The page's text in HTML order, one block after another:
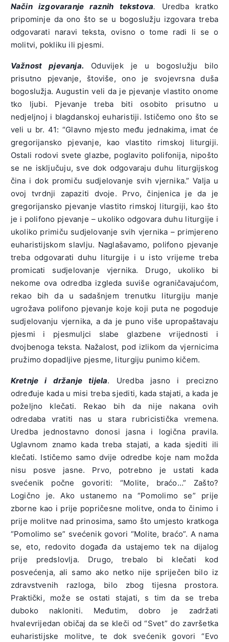
Način izgovaranje raznih tekstova. Uredba kratko
pripominje da ono što se u bogoslužju izgovara treba
odgovarati naravi teksta, ovisno o tome radi li se o
molitvi, pokliku ili pjesmi.
Važnost pjevanja. Oduvijek je u bogoslužju bilo
prisutno pjevanje, štoviše, ono je svojevrsna duša
bogoslužja. Augustin veli da je pjevanje vlastito onome
tko ljubi. Pjevanje treba biti osobito prisutno u
nedjeljnoj i blagdanskoj euharistiji. Ističemo ono što se
veli u br. 41: “Glavno mjesto među jednakima, imat će
gregorijansko pjevanje, kao vlastito rimskoj liturgiji.
Ostali rodovi svete glazbe, poglavito polifonija, nipošto
se ne isključuju, sve dok odgovaraju duhu liturgijskog
čina i dok promiču sudjelovanje svih vjernika.” Valja u
ovoj tvrdnji zapaziti dvoje. Prvo, činjenica je da je
gregorijansko pjevanje vlastito rimskoj liturgiji, kao što
je i polifono pjevanje – ukoliko odgovara duhu liturgije i
ukoliko primiču sudjelovanje svih vjernika – primjereno
euharistijskom slavlju. Naglašavamo, polifono pjevanje
treba odgovarati duhu liturgije i u isto vrijeme treba
promicati sudjelovanje vjernika. Drugo, ukoliko bi
nekome ova odredba izgleda suviše ograničavajućom,
rekao bih da u sadašnjem trenutku liturgiju manje
ugrožava polifono pjevanje koje koji puta ne pogoduje
sudjelovanju vjernika, a da je puno više upropaštavaju
pjesmi i pjesmuljci slabe glazbene vrijednosti i
dvojbenoga teksta. Nažalost, pod izlikom da vjernicima
pružimo dopadljive pjesme, liturgiju punimo kičem.
Kretnje i držanje tijela. Uredba jasno i precizno
određuje kada u misi treba sjediti, kada stajati, a kada je
poželjno klečati. Rekao bih da nije nakana ovih
odredaba vratiti nas u stara rubricistička vremena.
Uredba jednostavno donosi jasna i logična pravila.
Uglavnom znamo kada treba stajati, a kada sjediti ili
klečati. Ističemo samo dvije odredbe koje nam možda
nisu posve jasne. Prvo, potrebno je ustati kada
svećenik počne govoriti: “Molite, braćo…” Zašto?
Logično je. Ako ustanemo na “Pomolimo se” prije
zborne kao i prije popričesne molitve, onda to činimo i
prije molitve nad prinosima, samo što umjesto kratkoga
“Pomolimo se” svećenik govori “Molite, braćo”. A nama
se, eto, redovito događa da ustajemo tek na dijalog
prije predslovlja. Drugo, trebalo bi klečati kod
posvećenja, ali samo ako netko nije spriječen bilo iz
zdravstvenih razloga, bilo zbog tijesna prostora.
Praktički, može se ostati stajati, s tim da se treba
duboko nakloniti. Međutim, dobro je zadržati
hvalevrijedan običaj da se kleči od “Svet” do završetka
euharistijske molitve, te dok svećenik govori “Evo